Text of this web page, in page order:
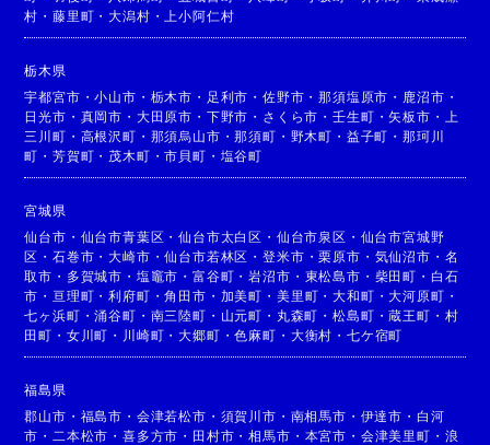
村 ・藤里町 ・大潟村 ・ 上小阿仁村
栃木県
宇都宮市 ・小山市 ・ 栃木市 ・ 足利市 ・佐野市 ・那須塩原市 ・ 鹿沼市 ・
日光市 ・ 真岡市 ・ 大田原市 ・ 下野市 ・ さくら市 ・壬生町 ・矢板市 ・
上
三川町 ・ 高根沢町 ・ 那須烏山市 ・那須町 ・ 野木町 ・ 益子町 ・那珂川
町 ・芳賀町 ・ 茂木町 ・市貝町 ・ 塩谷町
宮城県
仙台市 ・ 仙台市青葉区 ・仙台市太白区 ・ 仙台市泉区 ・ 仙台市宮城野
区 ・石巻市 ・大崎市 ・仙台市若林区 ・登米市 ・栗原市 ・ 気仙沼市 ・ 名
取市 ・ 多賀城市 ・ 塩竈市 ・富谷町 ・岩沼市 ・ 東松島市 ・ 柴田町 ・ 白石
市 ・ 亘理町 ・利府町 ・角田市 ・ 加美町 ・ 美里町 ・大和町 ・大河原町 ・
七ヶ浜町 ・涌谷町 ・ 南三陸町 ・ 山元町 ・ 丸森町 ・松島町 ・蔵王町 ・ 村
田町 ・ 女川町 ・ 川崎町 ・大郷町 ・色麻町 ・ 大衡村 ・ 七ケ宿町
福島県
郡山市 ・ 福島市 ・ 会津若松市 ・ 須賀川市 ・ 南相馬市 ・ 伊達市 ・ 白河
市 ・ 二本松市 ・喜多方市 ・ 田村市 ・相馬市 ・ 本宮市 ・ 会津美里町 ・ 浪